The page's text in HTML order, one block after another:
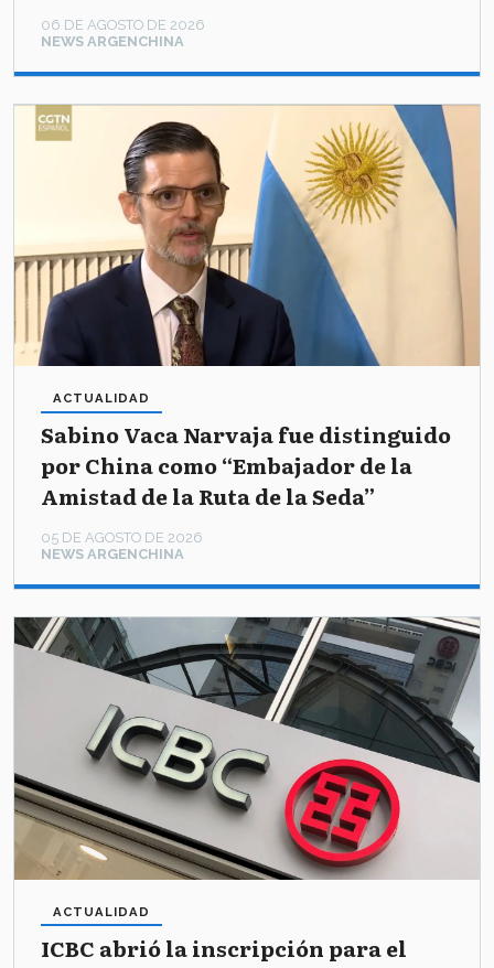
NEWS ARGENCHINA
06 DE AGOSTO DE 2026
Sabino Vaca Narvaja fue distinguido
por China como “Embajador de la
Amistad de la Ruta de la Seda”
NEWS ARGENCHINA
ACTUALIDAD
05 DE AGOSTO DE 2026
ICBC abrió la inscripción para el
ACTUALIDAD